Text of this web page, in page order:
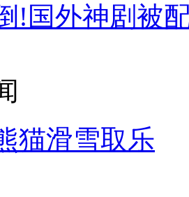
!国外神剧被
猫滑雪取乐